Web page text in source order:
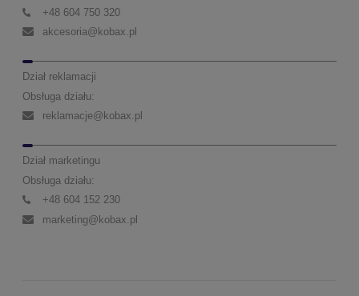
+48 604 750 320
akcesoria@kobax.pl
Dział reklamacji
Obsługa działu:
reklamacje@kobax.pl
Dział marketingu
Obsługa działu:
+48 604 152 230
marketing@kobax.pl